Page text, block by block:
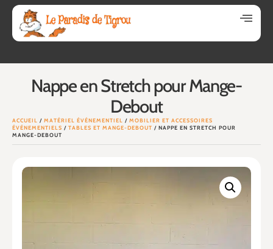
Nappe en Stretch pour Mange-
Debout
ACCUEIL / MATÉRIEL ÉVÉNEMENTIEL / MOBILIER ET ACCESSOIRES
ÉVÉNEMENTIELS / TABLES ET MANGE-DEBOUT / NAPPE EN STRETCH POUR
MANGE-DEBOUT